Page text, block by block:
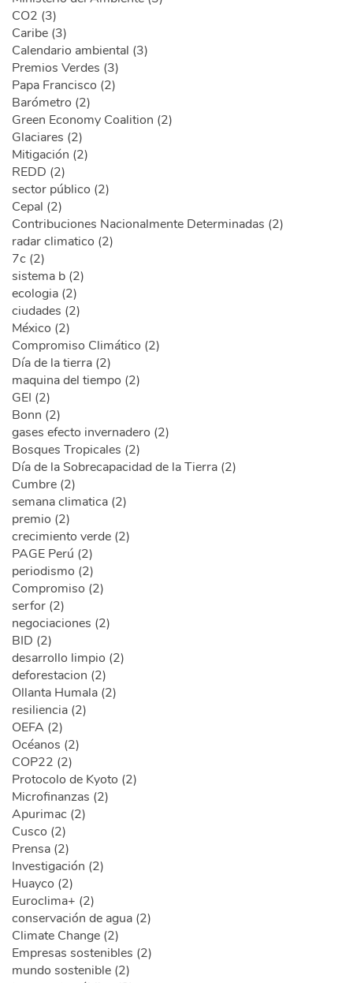
CO2 (3)
Caribe (3)
Calendario ambiental (3)
Premios Verdes (3)
Papa Francisco (2)
Barómetro (2)
Green Economy Coalition (2)
Glaciares (2)
Mitigación (2)
REDD (2)
sector público (2)
Cepal (2)
Contribuciones Nacionalmente Determinadas (2)
radar climatico (2)
7c (2)
sistema b (2)
ecologia (2)
ciudades (2)
México (2)
Compromiso Climático (2)
Día de la tierra (2)
maquina del tiempo (2)
GEI (2)
Bonn (2)
gases efecto invernadero (2)
Bosques Tropicales (2)
Día de la Sobrecapacidad de la Tierra (2)
Cumbre (2)
semana climatica (2)
premio (2)
crecimiento verde (2)
PAGE Perú (2)
periodismo (2)
Compromiso (2)
serfor (2)
negociaciones (2)
BID (2)
desarrollo limpio (2)
deforestacion (2)
Ollanta Humala (2)
resiliencia (2)
OEFA (2)
Océanos (2)
COP22 (2)
Protocolo de Kyoto (2)
Microfinanzas (2)
Apurimac (2)
Cusco (2)
Prensa (2)
Investigación (2)
Huayco (2)
Euroclima+ (2)
conservación de agua (2)
Climate Change (2)
Empresas sostenibles (2)
mundo sostenible (2)